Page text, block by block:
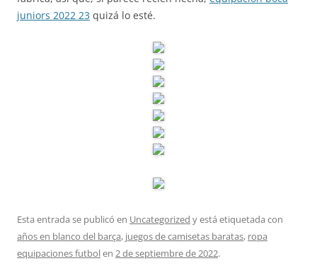
juniors 2022 23 quizá lo esté.
Esta entrada se publicó en Uncategorized y está etiquetada con
años en blanco del barça, juegos de camisetas baratas, ropa
equipaciones futbolen 2 de septiembre de 2022.